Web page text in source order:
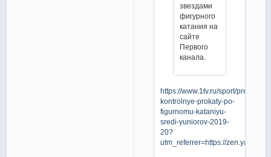
звездами
фигурного
катания на
сайте
Первого
канала.
https://www.1tv.ru/sport/
kontrolnye-prokaty-po-
figurnomu-kataniyu-
sredi-yuniorov-2019-
20?
utm_referrer=https://